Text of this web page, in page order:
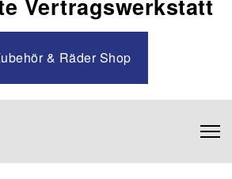
Vertragswerkstatt
& Räder Shop